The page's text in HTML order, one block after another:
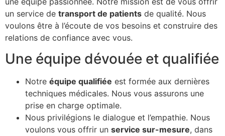
un service de transport de patients de qualité. Nous
voulons être à l’écoute de vos besoins et construire des
relations de confiance avec vous.
Une équipe dévouée et qualifiée
Notre équipe qualifiée est formée aux dernières
techniques médicales. Nous vous assurons une
prise en charge optimale.
Nous privilégions le dialogue et l’empathie. Nous
voulons vous offrir un service sur-mesure, dans